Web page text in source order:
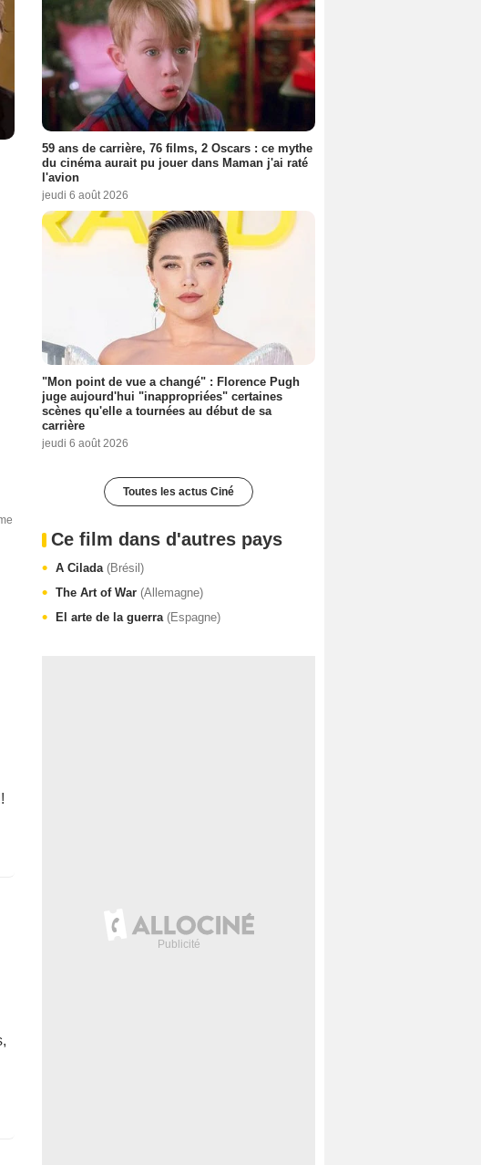
59 ans de carrière, 76 films, 2 Oscars : ce mythe
du cinéma aurait pu jouer dans Maman j'ai raté
l'avion
jeudi 6 août 2026
"Mon point de vue a changé" : Florence Pugh
juge aujourd'hui "inappropriées" certaines
scènes qu'elle a tournées au début de sa
carrière
jeudi 6 août 2026
Toutes les actus Ciné
Ce film dans d'autres pays
A Cilada (Brésil)
The Art of War (Allemagne)
El arte de la guerra (Espagne)